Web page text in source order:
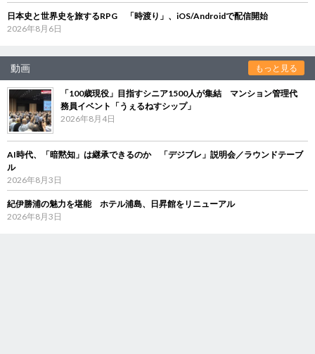
日本史と世界史を旅するRPG 「時渡り」、iOS/Androidで配信開始
2026年8月6日
動画 もっと見る
「100歳現役」目指すシニア1500人が集結 マンション管理代
務員イベント「うぇるねすシップ」
2026年8月4日
AI時代、「暗黙知」は継承できるのか 「デジブレ」説明会／ラウンドテーブ
ル
2026年8月3日
紀伊勝浦の魅力を堪能 ホテル浦島、日昇館をリニューアル
2026年8月3日